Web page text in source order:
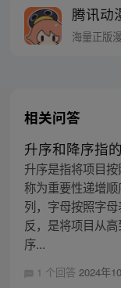
他一
捕表
腾讯动
海量正版
相关问答
升序和降序指
升序是指将项目
称为重要性递增
列，字母按照字
反，是将项目从
序...
1 个回答 2024年